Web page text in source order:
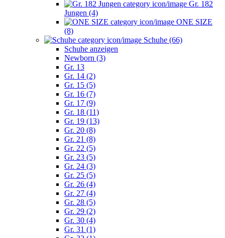
Gr. 182
Jungen (4)
ONE SIZE
(8)
Schuhe (66)
Schuhe anzeigen
Newborn (3)
Gr. 13
Gr. 14 (2)
Gr. 15 (5)
Gr. 16 (7)
Gr. 17 (9)
Gr. 18 (11)
Gr. 19 (13)
Gr. 20 (8)
Gr. 21 (8)
Gr. 22 (5)
Gr. 23 (5)
Gr. 24 (3)
Gr. 25 (5)
Gr. 26 (4)
Gr. 27 (4)
Gr. 28 (5)
Gr. 29 (2)
Gr. 30 (4)
Gr. 31 (1)